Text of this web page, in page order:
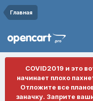
Главная
COVID2019 и это
начинает плохо
Отложите все
заначку. Заприте